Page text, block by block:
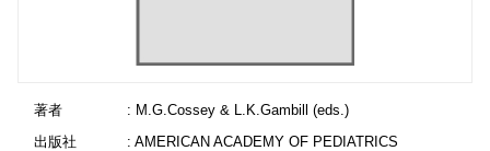
著者
: M.G.Cossey & L.K.Gambill (eds.)
出版社
: AMERICAN ACADEMY OF PEDIATRICS